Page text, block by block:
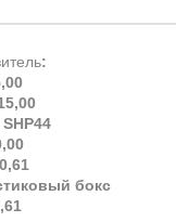
:
бокс